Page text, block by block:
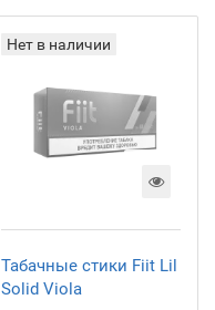
Нет в наличии
Табачные стики Fiit Lil
Solid Viola